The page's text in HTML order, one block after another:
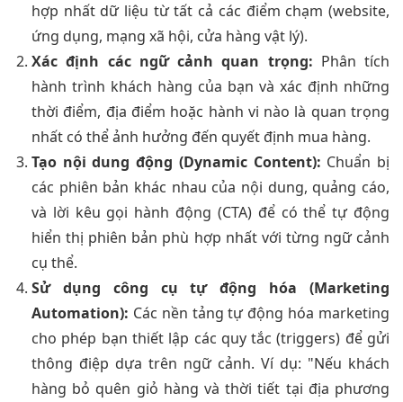
hợp nhất dữ liệu từ tất cả các điểm chạm (website,
ứng dụng, mạng xã hội, cửa hàng vật lý).
Xác định các ngữ cảnh quan trọng: Phân tích
hành trình khách hàng của bạn và xác định những
thời điểm, địa điểm hoặc hành vi nào là quan trọng
nhất có thể ảnh hưởng đến quyết định mua hàng.
Tạo nội dung động (Dynamic Content): Chuẩn bị
các phiên bản khác nhau của nội dung, quảng cáo,
và lời kêu gọi hành động (CTA) để có thể tự động
hiển thị phiên bản phù hợp nhất với từng ngữ cảnh
cụ thể.
Sử dụng công cụ tự động hóa (Marketing
Automation): Các nền tảng tự động hóa marketing
cho phép bạn thiết lập các quy tắc (triggers) để gửi
thông điệp dựa trên ngữ cảnh. Ví dụ: "Nếu khách
hàng bỏ quên giỏ hàng và thời tiết tại địa phương